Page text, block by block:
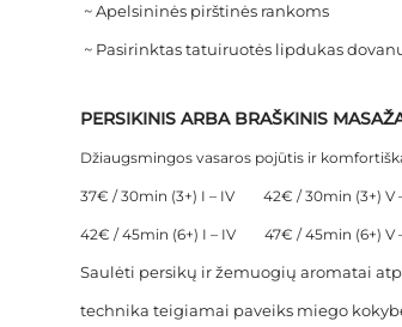
~ Apelsininės pirštinės rankoms
~ Pasirinktas tatuiruotės lipdukas
PERSIKINIS ARBA BRAŠKINIS
Džiaugsmingos vasaros pojūtis ir
37€ / 30min (3+) I – IV 42€ / 30min (3+) V
42€ / 45min (6+) I – IV 47€ / 45min (6+) V
Saulėti persikų ir žemuogių aromatai
technika teigiamai paveiks miego